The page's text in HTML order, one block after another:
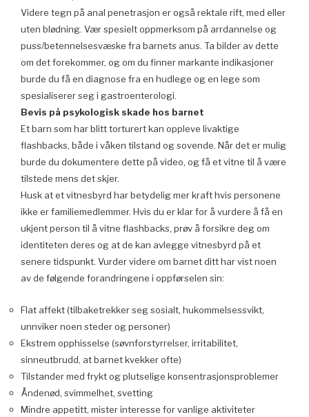
Videre tegn på anal penetrasjon er også rektale rift, med eller
uten blødning. Vær spesielt oppmerksom på arrdannelse og
puss/betennelsesvæske fra barnets anus. Ta bilder av dette
om det forekommer, og om du finner markante indikasjoner
burde du få en diagnose fra en hudlege og en lege som
spesialiserer seg i gastroenterologi.
Bevis på psykologisk skade hos barnet
Et barn som har blitt torturert kan oppleve livaktige
flashbacks, både i våken tilstand og sovende. Når det er mulig
burde du dokumentere dette på video, og få et vitne til å være
tilstede mens det skjer.
Husk at et vitnesbyrd har betydelig mer kraft hvis personene
ikke er familiemedlemmer. Hvis du er klar for å vurdere å få en
ukjent person til å vitne flashbacks, prøv å forsikre deg om
identiteten deres og at de kan avlegge vitnesbyrd på et
senere tidspunkt. Vurder videre om barnet ditt har vist noen
av de følgende forandringene i oppførselen sin:
Flat affekt (tilbaketrekker seg sosialt, hukommelsessvikt,
unnviker noen steder og personer)
Ekstrem opphisselse (søvnforstyrrelser, irritabilitet,
sinneutbrudd, at barnet kvekker ofte)
Tilstander med frykt og plutselige konsentrasjonsproblemer
Åndenød, svimmelhet, svetting
Mindre appetitt, mister interesse for vanlige aktiviteter